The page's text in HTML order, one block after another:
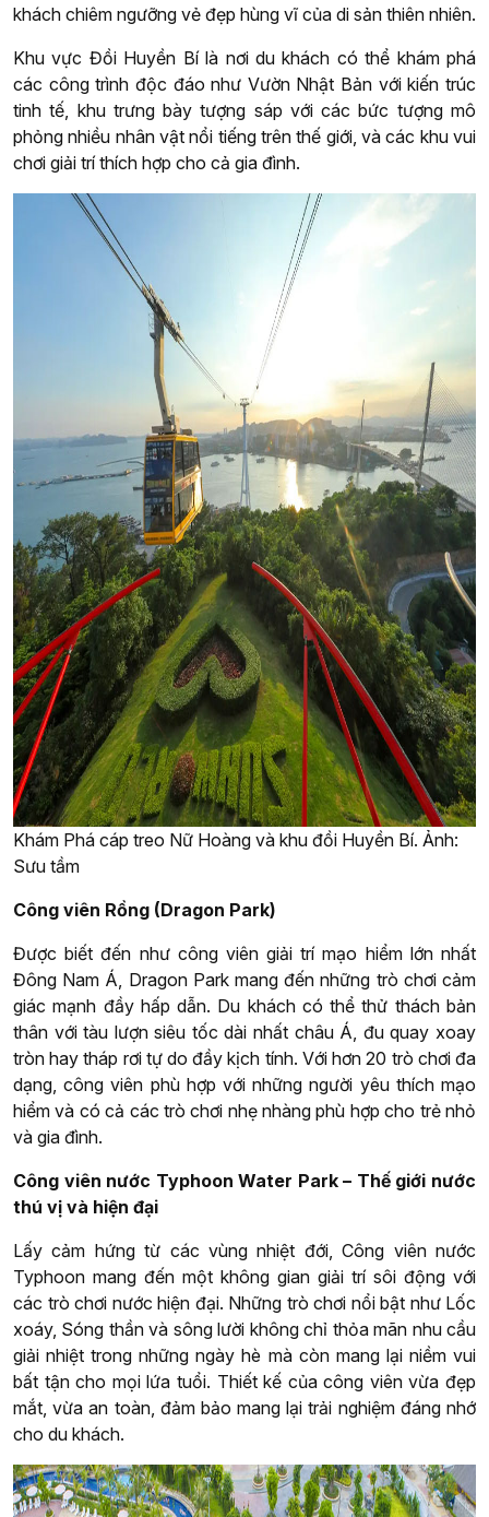
khách chiêm ngưỡng vẻ đẹp hùng vĩ của di sản thiên nhiên.
Khu vực Đồi Huyền Bí là nơi du khách có thể khám phá
các công trình độc đáo như Vườn Nhật Bản với kiến trúc
tinh tế, khu trưng bày tượng sáp với các bức tượng mô
phỏng nhiều nhân vật nổi tiếng trên thế giới, và các khu vui
chơi giải trí thích hợp cho cả gia đình.
Khám Phá cáp treo Nữ Hoàng và khu đồi Huyền Bí. Ảnh:
Sưu tầm
Công viên Rồng (Dragon Park)
Được biết đến như công viên giải trí mạo hiểm lớn nhất
Đông Nam Á, Dragon Park mang đến những trò chơi cảm
giác mạnh đầy hấp dẫn. Du khách có thể thử thách bản
thân với tàu lượn siêu tốc dài nhất châu Á, đu quay xoay
tròn hay tháp rơi tự do đầy kịch tính. Với hơn 20 trò chơi đa
dạng, công viên phù hợp với những người yêu thích mạo
hiểm và có cả các trò chơi nhẹ nhàng phù hợp cho trẻ nhỏ
và gia đình.
Công viên nước Typhoon Water Park – Thế giới nước
thú vị và hiện đại
Lấy cảm hứng từ các vùng nhiệt đới, Công viên nước
Typhoon mang đến một không gian giải trí sôi động với
các trò chơi nước hiện đại. Những trò chơi nổi bật như Lốc
xoáy, Sóng thần và sông lười không chỉ thỏa mãn nhu cầu
giải nhiệt trong những ngày hè mà còn mang lại niềm vui
bất tận cho mọi lứa tuổi. Thiết kế của công viên vừa đẹp
mắt, vừa an toàn, đảm bảo mang lại trải nghiệm đáng nhớ
cho du khách.